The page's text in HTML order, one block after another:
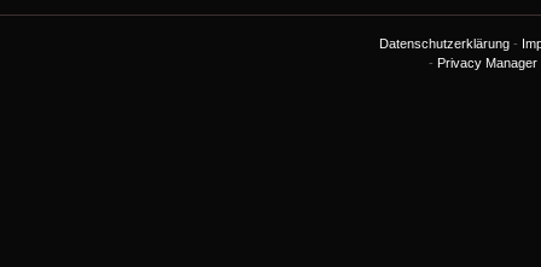
Datenschutzerklärung-
- Privacy Manager